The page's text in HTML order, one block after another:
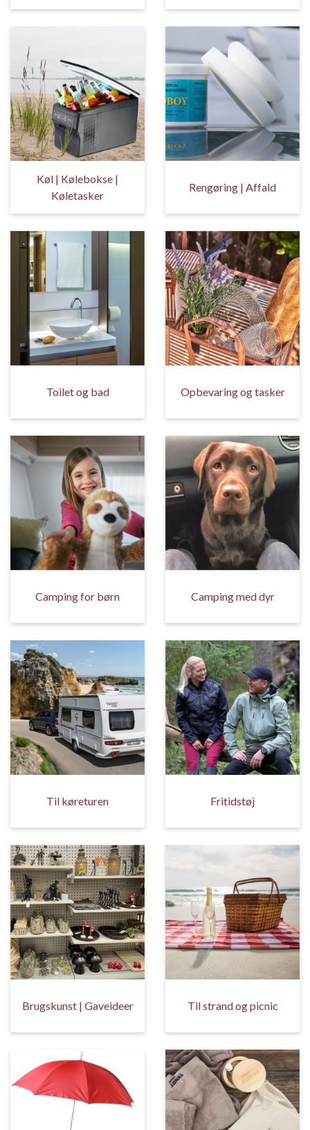
Køl | Kølebokse |
Køletasker
Rengøring | Affald
Toilet og bad Opbevaring og tasker
Camping for børn Camping med dyr
Til køreturen Fritidstøj
Brugskunst | Gaveideer Til strand og picnic